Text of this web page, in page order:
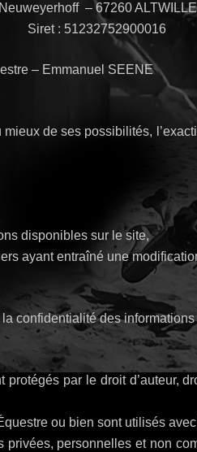
– 67260
Siret : 51232752900016
– Emmanuel SEENE
de ses possibilités,
disponibles sur le site,
ayant entraîné une
confidentialité des
par le droit d’auteur,
ou bien sont utilisés
personnelles et non